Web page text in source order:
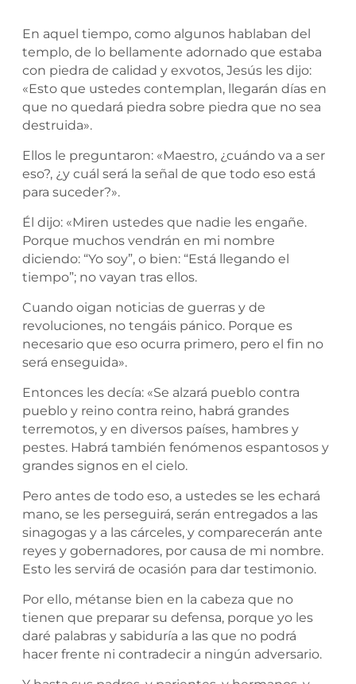
En aquel tiempo, como algunos hablaban del
templo, de lo bellamente adornado que estaba
con piedra de calidad y exvotos, Jesús les dijo:
«Esto que ustedes contemplan, llegarán días en
que no quedará piedra sobre piedra que no sea
destruida».
Ellos le preguntaron: «Maestro, ¿cuándo va a ser
eso?, ¿y cuál será la señal de que todo eso está
para suceder?».
Él dijo: «Miren ustedes que nadie les engañe.
Porque muchos vendrán en mi nombre
diciendo: “Yo soy”, o bien: “Está llegando el
tiempo”; no vayan tras ellos.
Cuando oigan noticias de guerras y de
revoluciones, no tengáis pánico. Porque es
necesario que eso ocurra primero, pero el fin no
será enseguida».
Entonces les decía: «Se alzará pueblo contra
pueblo y reino contra reino, habrá grandes
terremotos, y en diversos países, hambres y
pestes. Habrá también fenómenos espantosos y
grandes signos en el cielo.
Pero antes de todo eso, a ustedes se les echará
mano, se les perseguirá, serán entregados a las
sinagogas y a las cárceles, y comparecerán ante
reyes y gobernadores, por causa de mi nombre.
Esto les servirá de ocasión para dar testimonio.
Por ello, métanse bien en la cabeza que no
tienen que preparar su defensa, porque yo les
daré palabras y sabiduría a las que no podrá
hacer frente ni contradecir a ningún adversario.